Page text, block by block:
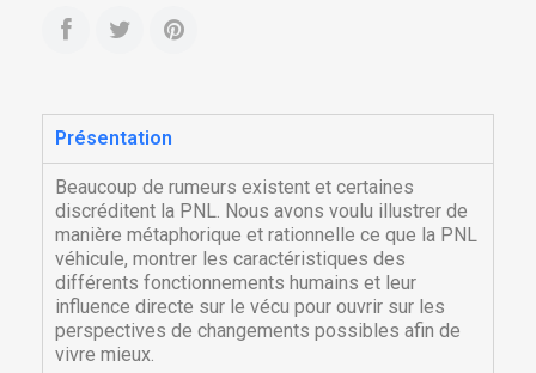
Présentation
Beaucoup de rumeurs existent et certaines
discréditent la PNL. Nous avons voulu illustrer de
manière métaphorique et rationnelle ce que la PNL
véhicule, montrer les caractéristiques des
différents fonctionnements humains et leur
influence directe sur le vécu pour ouvrir sur les
perspectives de changements possibles afin de
vivre mieux.